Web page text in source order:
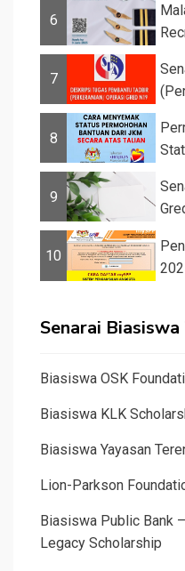
6
7
8
9
10
Senarai
Biasiswa OSK
Biasiswa KLK
Biasiswa Yayasan
Lion-Parkson
Biasiswa Public Bank
Legacy Scholarship